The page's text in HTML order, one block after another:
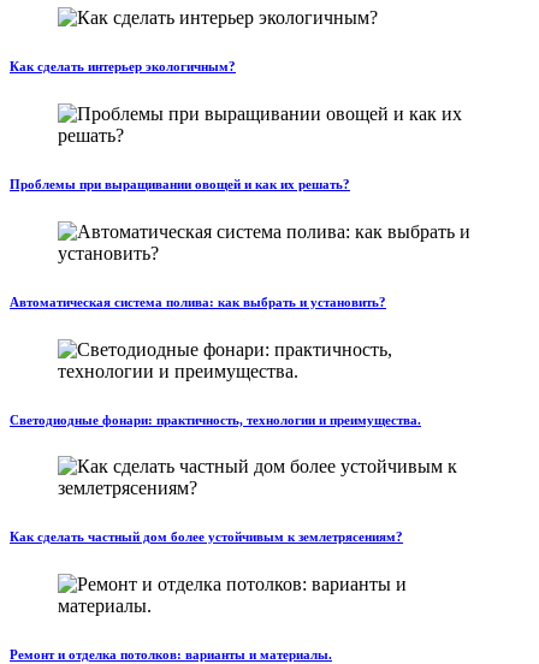
Как сделать интерьер экологичным?
Проблемы при выращивании овощей и как их решать?
Автоматическая система полива: как выбрать и установить?
Светодиодные фонари: практичность, технологии и преимущества.
Как сделать частный дом более устойчивым к землетрясениям?
Ремонт и отделка потолков: варианты и материалы.